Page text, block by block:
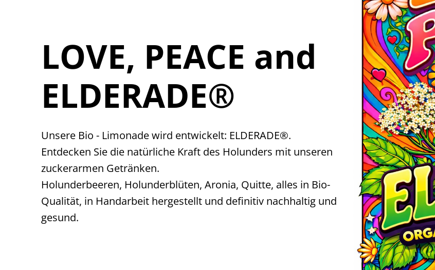
LOVE, PEACE and
ELDERADE®
Unsere Bio - Limonade wird entwickelt: ELDERADE®.
Entdecken Sie die natürliche Kraft des Holunders mit unseren
zuckerarmen Getränken.
Holunderbeeren, Holunderblüten, Aronia, Quitte, alles in Bio-
Qualität, in Handarbeit hergestellt und definitiv nachhaltig und
gesund.